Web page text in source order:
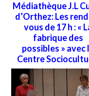
Médiathèque J.L
d’Orthez: Les
vous de 17 h : «
fabrique des
possibles » avec
Centre